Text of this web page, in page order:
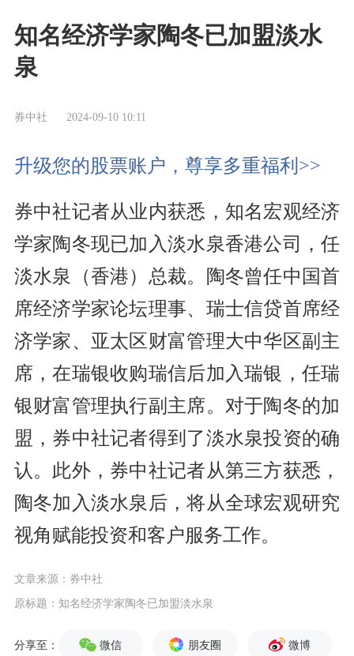
知名经济学家陶冬已加盟淡水
泉
券中社 2024-09-10 10:11
升级您的股票账户，尊享多重福利>>
券中社记者从业内获悉，知名宏观经济
学家陶冬现已加入淡水泉香港公司，任
淡水泉（香港）总裁。陶冬曾任中国首
席经济学家论坛理事、瑞士信贷首席经
济学家、亚太区财富管理大中华区副主
席，在瑞银收购瑞信后加入瑞银，任瑞
银财富管理执行副主席。对于陶冬的加
盟，券中社记者得到了淡水泉投资的确
认。此外，券中社记者从第三方获悉，
陶冬加入淡水泉后，将从全球宏观研究
视角赋能投资和客户服务工作。
文章来源：券中社
原标题：知名经济学家陶冬已加盟淡水泉
分享至： 微信 朋友圈 微博